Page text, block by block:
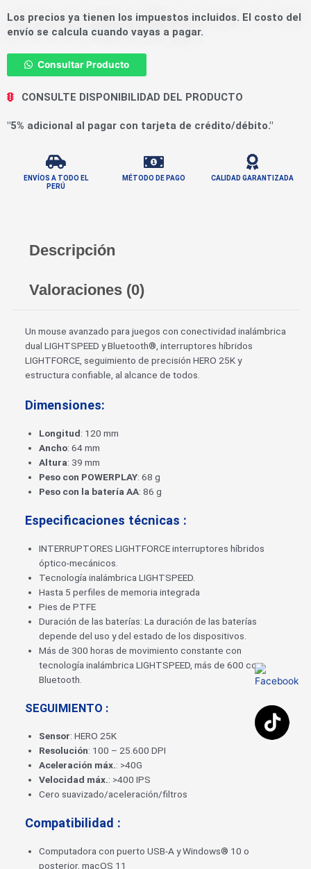
Los precios ya tienen los impuestos incluidos. El costo del
envío se calcula cuando vayas a pagar.
Consultar Producto
CONSULTE DISPONIBILIDAD DEL PRODUCTO
"5% adicional al pagar con tarjeta de crédito/débito."
ENVÍOS A TODO EL
PERÚ
MÉTODO DE PAGO CALIDAD GARANTIZADA
Descripción
Valoraciones (0)
Un mouse avanzado para juegos con conectividad inalámbrica
dual LIGHTSPEED y Bluetooth®, interruptores híbridos
LIGHTFORCE, seguimiento de precisión HERO 25K y
estructura confiable, al alcance de todos.
Dimensiones:
Longitud: 120 mm
Ancho: 64 mm
Altura: 39 mm
Peso con POWERPLAY: 68 g
Peso con la batería AA: 86 g
Especificaciones técnicas :
INTERRUPTORES LIGHTFORCE interruptores híbridos
óptico-mecánicos.
Tecnología inalámbrica LIGHTSPEED.
Hasta 5 perfiles de memoria integrada
Pies de PTFE
Duración de las baterías: La duración de las baterías
depende del uso y del estado de los dispositivos.
Más de 300 horas de movimiento constante con
tecnología inalámbrica LIGHTSPEED, más de 600 con
Bluetooth.
SEGUIMIENTO :
Sensor: HERO 25K
Resolución: 100 – 25.600 DPI
Aceleración máx.: >40G
Velocidad máx.: >400 IPS
Cero suavizado/aceleración/filtros
Compatibilidad :
Computadora con puerto USB-A y Windows® 10 o
posterior, macOS 11